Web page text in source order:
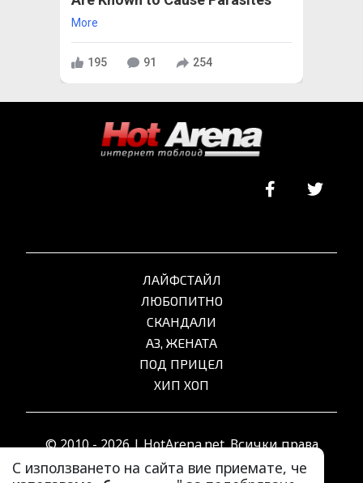
More
195 91 254
С използването на сайта вие приемате, че
ЛАЙФСТАЙЛ
ЛЮБОПИТНО
СКАНДАЛИ
АЗ, ЖЕНАТА
ПОД ПРИЦЕЛ
ХИП ХОП
© 2010 - 2026 | HotArena.net. Всички права
запазени.